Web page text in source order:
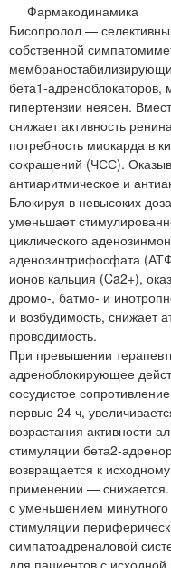
Фармакодинамика
Бисопролол —
собственной
бета1-адреноблокаторов,
гипертензии неясен.
снижает активность
потребность миокарда в
сокращений (ЧСС).
антиаритмическое и
Блокируя в невысоких
уменьшает
циклического
аденозинтрифосфата
ионов кальция (Ca2+),
дромо-, батмо- и
и возбудимость, снижает
проводимость.
При превышении
адреноблокирующее
сосудистое
первые 24 ч,
возрастания активности
стимуляции бета2-
возвращается к
применении — снижается.
с уменьшением
стимуляции
симпатоадреналовой
для пациентов с